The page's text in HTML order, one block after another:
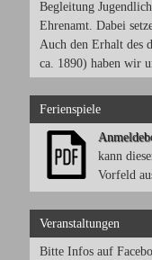
Begleitung
Ehrenamt. Dabei
Auch den Erhalt des
ca. 1890) haben wir
Ferienspiele
kann
Vorfeld
Veranstaltungen
Bitte Infos auf